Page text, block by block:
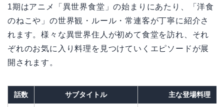
1期はアニメ「異世界食堂」の始まりにあたり、「洋食
のねこや」の世界観・ルール・常連客が丁寧に紹介さ
れます。様々な異世界住人が初めて食堂を訪れ、それ
ぞれのお気に入り料理を見つけていくエピソードが展
開されます。
話数 サブタイトル 主な登場料理